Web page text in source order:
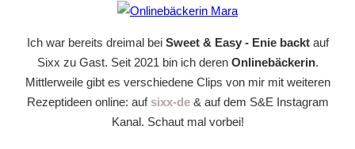
Ich war bereits dreimal bei Sweet & Easy - Enie backtauf
Sixx zu Gast. Seit 2021 bin ich deren Onlinebäckerin.
Mittlerweile gibt es verschiedene Clips von mir mit weiteren
Rezeptideen online: auf sixx-de& auf dem S&E Instagram
Kanal. Schaut mal vorbei!